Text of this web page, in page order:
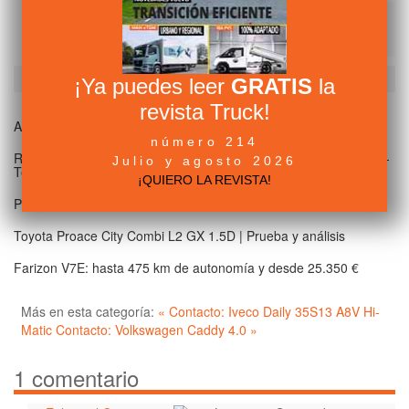
Grupo Nieves participará en el 2º Congreso Nacional de la
Mujer en el Transporte
Artículos relacionados (por etiqueta)
AMH comercializará las furgonetas eléctricas Farizon en España
Renault Master estrena mejoras en confort, seguridad y gama E-
Tech
Prueba Kia PV5 Passenger Elite
Toyota Proace City Combi L2 GX 1.5D | Prueba y análisis
Farizon V7E: hasta 475 km de autonomía y desde 25.350 €
Más en esta categoría: « Contacto: Iveco Daily 35S13 A8V Hi-
Matic Contacto: Volkswagen Caddy 4.0 »
1 comentario
¡Ya puedes leer GRATIS la
revista Truck!
número 214
Julio y agosto 2026
¡QUIERO LA REVISTA!